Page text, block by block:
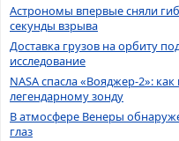
Астрономы впервые сняли
секунды взрыва
Доставка грузов на орбиту
исследование
NASA спасла «Вояджер-2»:
легендарному зонду
В атмосфере Венеры
глаз